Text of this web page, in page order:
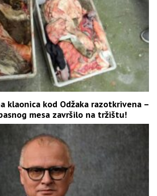
klaonica kod Odžaka razotkrivena –
mesa završilo na tržištu!